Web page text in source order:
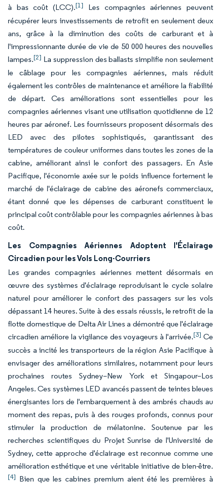
à bas coût (LCC).[1]
Les compagnies aériennes peuvent
récupérer leurs investissements de retrofit en seulement deux
ans, grâce à la diminution des coûts de carburant et à
l'impressionnante durée de vie de 50 000 heures des nouvelles
lampes.[2] La suppression des ballasts simplifie non seulement
le câblage pour les compagnies aériennes, mais réduit
également les contrôles de maintenance et améliore la fiabilité
de départ. Ces améliorations sont essentielles pour les
compagnies aériennes visant une utilisation quotidienne de 12
heures par aéronef. Les fournisseurs proposent désormais des
LED avec des pilotes sophistiqués, garantissant des
températures de couleur uniformes dans toutes les zones de la
cabine, améliorant ainsi le confort des passagers. En Asie
Pacifique, l'économie axée sur le poids influence fortement le
marché de l'éclairage de cabine des aéronefs commerciaux,
étant donné que les dépenses de carburant constituent le
principal coût contrôlable pour les compagnies aériennes à bas
coût.
Les Compagnies Aériennes Adoptent l'Éclairage
Circadien pour les Vols Long-Courriers
Les grandes compagnies aériennes mettent désormais en
œuvre des systèmes d'éclairage reproduisant le cycle solaire
naturel pour améliorer le confort des passagers sur les vols
dépassant 14 heures. Suite à des essais réussis, le retrofit de la
flotte domestique de Delta Air Lines a démontré que l'éclairage
circadien améliore la vigilance des voyageurs à l'arrivée.[3] Ce
succès a incité les transporteurs de la région Asie Pacifique à
envisager des améliorations similaires, notamment pour leurs
prochaines routes Sydney–New York et Singapour–Los
Angeles. Ces systèmes LED avancés passent de teintes bleues
énergisantes lors de l'embarquement à des ambrés chauds au
moment des repas, puis à des rouges profonds, connus pour
stimuler la production de mélatonine. Soutenue par les
recherches scientifiques du Projet Sunrise de l'Université de
Sydney, cette approche d'éclairage est reconnue comme une
amélioration esthétique et une véritable initiative de bien-être.
[4] Bien que les cabines premium aient été les premières à